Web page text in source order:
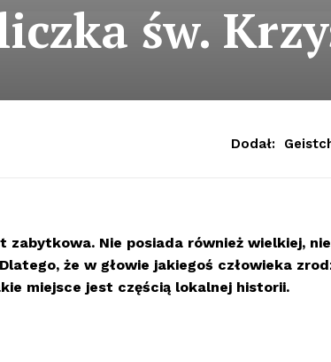
św.
Dodał:
zabytkowa. Nie posiada również wielkiej,
że w głowie jakiegoś człowieka
miejsce jest częścią lokalnej historii.